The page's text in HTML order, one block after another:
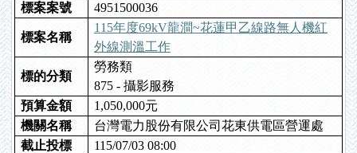
標案案號
4951500036
標案名稱
115年度69kV龍澗~花蓮甲乙線路無人機紅
外線測溫工作
標的分類
勞務類
875 - 攝影服務
預算金額
1,050,000元
機關名稱
台灣電力股份有限公司花東供電區營運處
截止投標
115/07/03 08:00